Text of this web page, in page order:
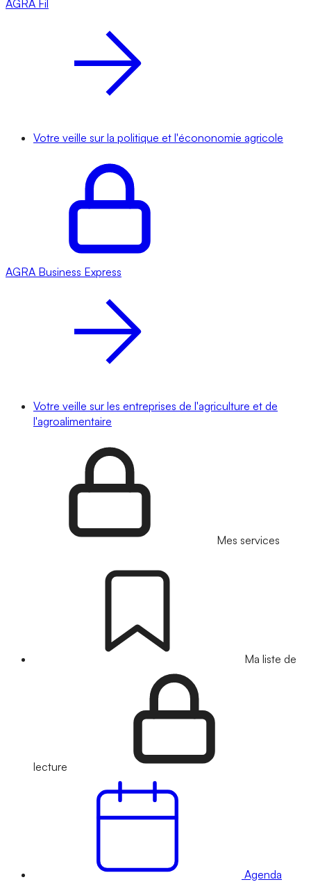
AGRA Fil
Votre veille sur la politique et l'écononomie agricole
AGRA Business Express
Votre veille sur les entreprises de l'agriculture et de
l'agroalimentaire
Mes services
Ma liste de
lecture
Agenda